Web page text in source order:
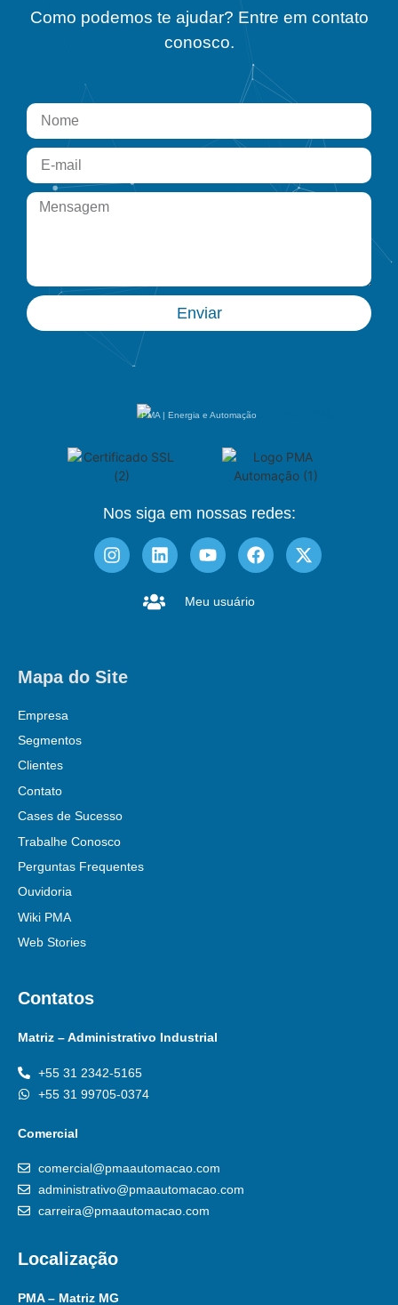
Como podemos te ajudar? Entre em contato
conosco.
Enviar
PMA | Energia e Automação
Nos siga em nossas redes:
Meu usuário
Mapa do Site
Empresa
Segmentos
Clientes
Contato
Cases de Sucesso
Trabalhe Conosco
Perguntas Frequentes
Ouvidoria
Wiki PMA
Web Stories
Contatos
Matriz – Administrativo Industrial
+55 31 2342-5165
+55 31 99705-0374
Comercial
comercial@pmaautomacao.com
administrativo@pmaautomacao.com
carreira@pmaautomacao.com
Localização
PMA – Matriz MG